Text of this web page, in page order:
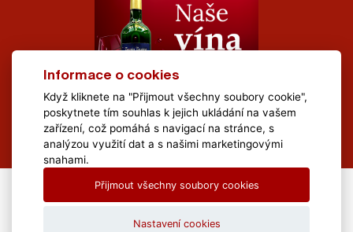
All Rights Reserved Muzeum Brněnska © 2020, Webdesign by
Informace o cookies
Když kliknete na "Přijmout všechny soubory cookie",
poskytnete tím souhlas k jejich ukládání na vašem
zařízení, což pomáhá s navigací na stránce, s
analýzou využití dat a s našimi marketingovými
snahami.
Přijmout všechny soubory cookies
Nastavení cookies